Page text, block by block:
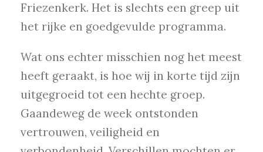
Friezenkerk. Het is slechts een greep uit
het rijke en goedgevulde programma.
Wat ons echter misschien nog het meest
heeft geraakt, is hoe wij in korte tijd zijn
uitgegroeid tot een hechte groep.
Gaandeweg de week ontstonden
vertrouwen, veiligheid en